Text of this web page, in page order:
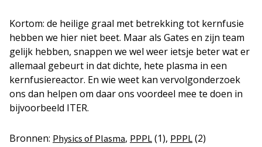
Kortom: de heilige graal met betrekking tot kernfusie
hebben we hier niet beet. Maar als Gates en zijn team
gelijk hebben, snappen we wel weer ietsje beter wat er
allemaal gebeurt in dat dichte, hete plasma in een
kernfusiereactor. En wie weet kan vervolgonderzoek
ons dan helpen om daar ons voordeel mee te doen in
bijvoorbeeld ITER.
Bronnen: Physics of Plasma, PPPL (1), PPPL (2)